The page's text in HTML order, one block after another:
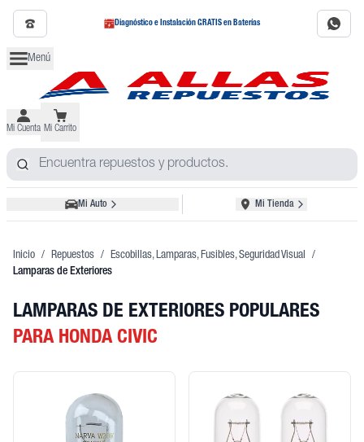
Diagnóstico e Instalación GRATIS en Baterías
Menú
Mi Cuenta Mi Carrito
Mi Auto Mi Tienda
Inicio / Repuestos / Escobillas, Lamparas, Fusibles, Seguridad Visual
/
Lamparas de Exteriores
LAMPARAS DE EXTERIORES POPULARES
PARA HONDA CIVIC